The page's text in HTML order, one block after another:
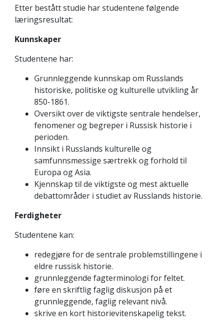
Etter bestått studie har studentene følgende
læringsresultat:
Kunnskaper
Studentene har:
Grunnleggende kunnskap om Russlands
historiske, politiske og kulturelle utvikling år
850-1861.
Oversikt over de viktigste sentrale hendelser,
fenomener og begreper i Russisk historie i
perioden.
Innsikt i Russlands kulturelle og
samfunnsmessige særtrekk og forhold til
Europa og Asia.
Kjennskap til de viktigste og mest aktuelle
debattområder i studiet av Russlands historie.
Ferdigheter
Studentene kan:
redegjøre for de sentrale problemstillingene i
eldre russisk historie.
grunnleggende fagterminologi for feltet.
føre en skriftlig faglig diskusjon på et
grunnleggende, faglig relevant nivå.
skrive en kort historievitenskapelig tekst.